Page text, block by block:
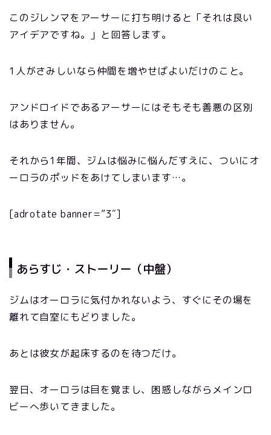
このジレンマをアーサーに打ち明けると「それは良い
アイデアですね。」と回答します。
1人がさみしいなら仲間を増やせばよいだけのこと。
アンドロイドであるアーサーにはそもそも善悪の区別
はありません。
それから1年間、ジムは悩みに悩んだすえに、ついにオ
ーロラのポッドをあけてしまいます…。
[adrotate banner=”3″]
あらすじ・ストーリー（中盤）
ジムはオーロラに気付かれないよう、すぐにその場を
離れて自室にもどりました。
あとは彼女が起床するのを待つだけ。
翌日、オーロラは目を覚まし、困惑しながらメインロ
ビーへ歩いてきました。